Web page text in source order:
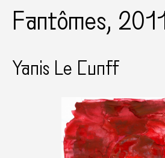
Fantômes, 2011
Yanis Le Cunff